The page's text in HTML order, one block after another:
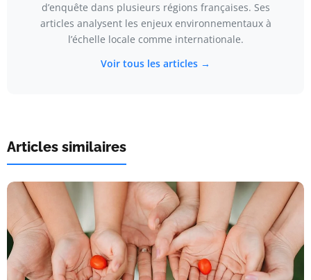
d’enquête dans plusieurs régions françaises. Ses
articles analysent les enjeux environnementaux à
l’échelle locale comme internationale.
Voir tous les articles →
Articles similaires